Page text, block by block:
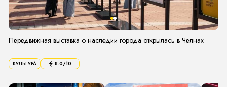
Передвижная выставка о наследии города открылась в Челнах
КУЛЬТУРА 8.0/10